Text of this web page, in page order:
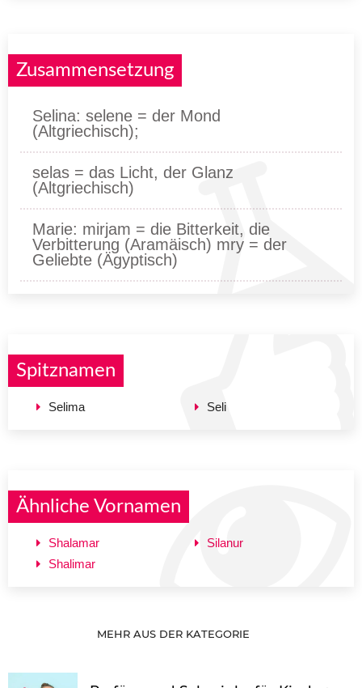
Zusammensetzung
Selina: selene = der Mond
(Altgriechisch);
selas = das Licht, der Glanz
(Altgriechisch)
Marie: mirjam = die Bitterkeit, die
Verbitterung (Aramäisch) mry = der
Geliebte (Ägyptisch)
Spitznamen
Selima Seli
Ähnliche Vornamen
Shalamar
Shalimar
Silanur
MEHR AUS DER KATEGORIE